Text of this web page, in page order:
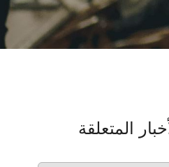
المتعلقة